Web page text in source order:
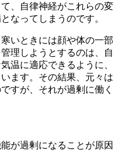
、自律神経がこれらの変
なってしまうのです。
いときには顔や体の一部
理しようとするのは、自
温に適応できるように、
ます。その結果、元々は
すが、それが過剰に働く
が過剰になることが原因